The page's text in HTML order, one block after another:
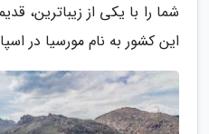
شما را با یکی از زیباترین،
این کشور به نام مورسیا در